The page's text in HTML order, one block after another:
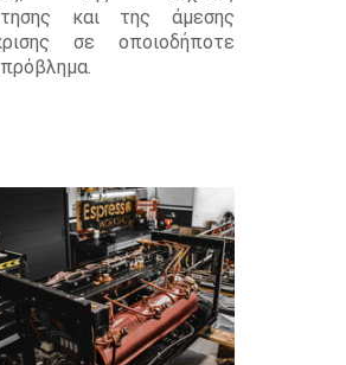
και της άμεσης
σε οποιοδήποτε